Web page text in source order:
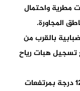
مطرية واحتمال
المجاورة.
بالقرب من
تسجيل هبات رياح
وستتراوح درجات الحرارة الدنيا ما بين 06 و12 درجة بمرتفعات